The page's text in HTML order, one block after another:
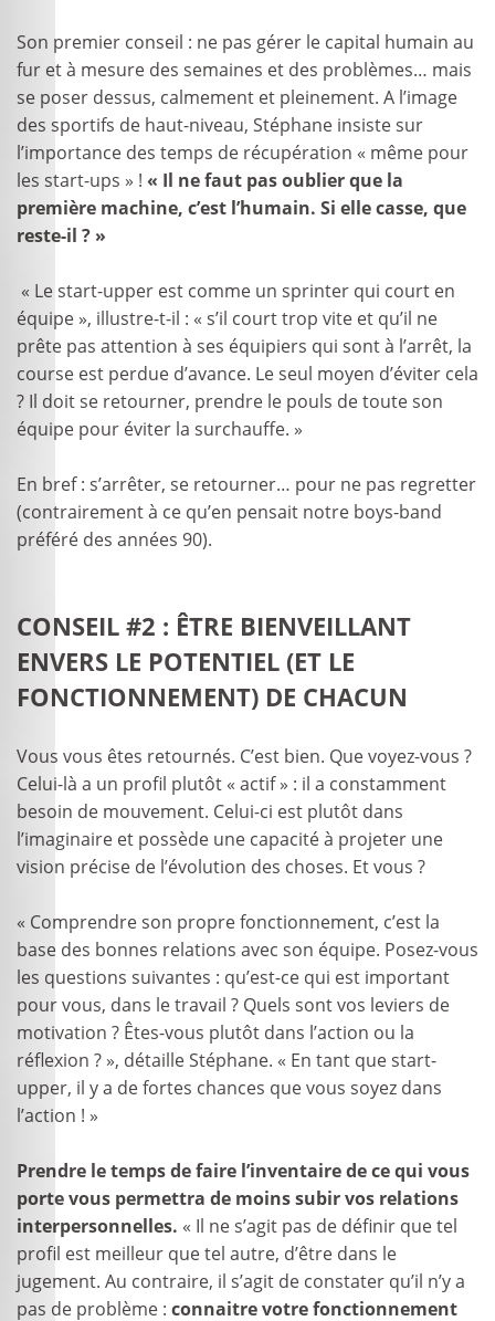
Son premier conseil : ne pas gérer le capital humain au
fur et à mesure des semaines et des problèmes… mais
se poser dessus, calmement et pleinement. A l’image
des sportifs de haut-niveau, Stéphane insiste sur
l’importance des temps de récupération « même pour
les start-ups » ! « Il ne faut pas oublier que la
première machine, c’est l’humain. Si elle casse, que
reste-il ? »
« Le start-upper est comme un sprinter qui court en
équipe », illustre-t-il : « s’il court trop vite et qu’il ne
prête pas attention à ses équipiers qui sont à l’arrêt, la
course est perdue d’avance. Le seul moyen d’éviter cela
? Il doit se retourner, prendre le pouls de toute son
équipe pour éviter la surchauffe. »
En bref : s’arrêter, se retourner… pour ne pas regretter
(contrairement à ce qu’en pensait notre boys-band
préféré des années 90).
CONSEIL #2 : ÊTRE BIENVEILLANT
ENVERS LE POTENTIEL (ET LE
FONCTIONNEMENT) DE CHACUN
Vous vous êtes retournés. C’est bien. Que voyez-vous ?
Celui-là a un profil plutôt « actif » : il a constamment
besoin de mouvement. Celui-ci est plutôt dans
l’imaginaire et possède une capacité à projeter une
vision précise de l’évolution des choses. Et vous ?
« Comprendre son propre fonctionnement, c’est la
base des bonnes relations avec son équipe. Posez-vous
les questions suivantes : qu’est-ce qui est important
pour vous, dans le travail ? Quels sont vos leviers de
motivation ? Êtes-vous plutôt dans l’action ou la
réflexion ? », détaille Stéphane. « En tant que start-
upper, il y a de fortes chances que vous soyez dans
l’action ! »
Prendre le temps de faire l’inventaire de ce qui vous
porte vous permettra de moins subir vos relations
interpersonnelles. « Il ne s’agit pas de définir que tel
profil est meilleur que tel autre, d’être dans le
jugement. Au contraire, il s’agit de constater qu’il n’y a
pas de problème : connaitre votre fonctionnement